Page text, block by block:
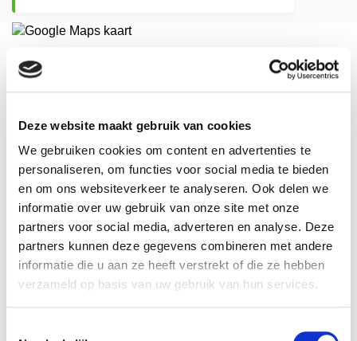
Deze website maakt gebruik van cookies
We gebruiken cookies om content en advertenties te
personaliseren, om functies voor social media te bieden
en om ons websiteverkeer te analyseren. Ook delen we
informatie over uw gebruik van onze site met onze
partners voor social media, adverteren en analyse. Deze
partners kunnen deze gegevens combineren met andere
informatie die u aan ze heeft verstrekt of die ze hebben
verzameld op basis van uw gebruik van hun services.
Adres
Koog aan de Zaan
Postadres
Paardenkamp 28
1541XP
Koog aan de Zaan
Telefoon
0642470715
E-mail adres
info@tech-medic-respons.nl
Website